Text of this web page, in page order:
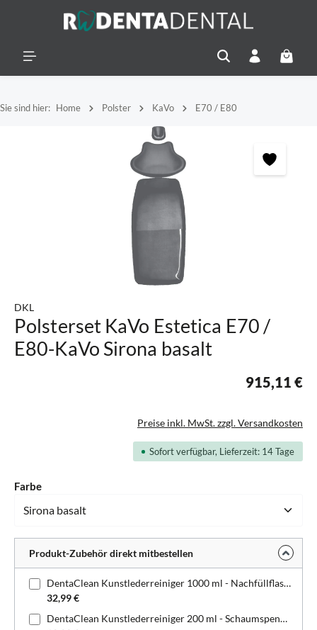
Sie sind hier: Home Polster KaVo E70 / E80
DKL
Polsterset KaVo Estetica E70 /
E80-KaVo Sirona basalt
915,11 €
Preise inkl. MwSt. zzgl. Versandkosten
Sofort verfügbar, Lieferzeit: 14 Tage
Farbeauswählen
Produkt-Zubehör direkt mitbestellen
DentaClean Kunstlederreiniger 1000 ml - Nachfüllflasche
32,99 €
DentaClean Kunstlederreiniger 200 ml - Schaumspenderflasche